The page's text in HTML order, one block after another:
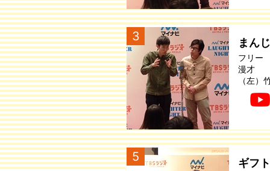
3 まん
フリー
漫才
（左
5 ギフ